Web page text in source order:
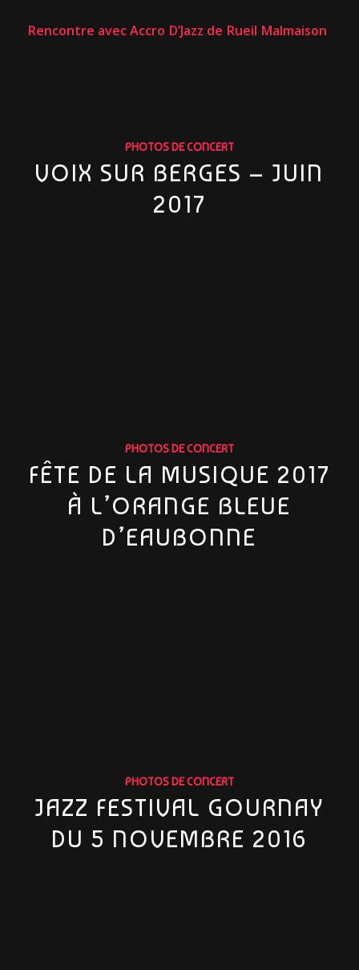
Rencontre avec Accro D’Jazz de Rueil Malmaison
PHOTOS DE CONCERT
VOIX SUR BERGES – JUIN
2017
PHOTOS DE CONCERT
FÊTE DE LA MUSIQUE 2017
À L’ORANGE BLEUE
D’EAUBONNE
PHOTOS DE CONCERT
JAZZ FESTIVAL GOURNAY
DU 5 NOVEMBRE 2016